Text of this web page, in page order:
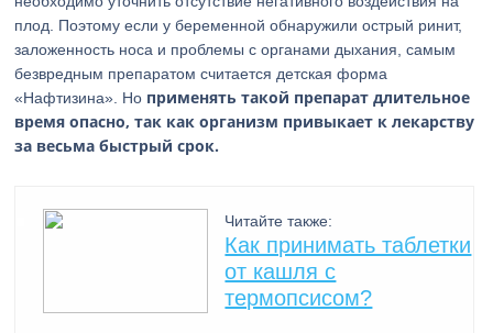
плод. Поэтому если у беременной обнаружили острый ринит,
заложенность носа и проблемы с органами дыхания, самым
безвредным препаратом считается детская форма
«Нафтизина». Но применять такой препарат длительное
время опасно, так как организм привыкает к лекарству
за весьма быстрый срок.
Читайте также:
Как принимать таблетки
от кашля с
термопсисом?